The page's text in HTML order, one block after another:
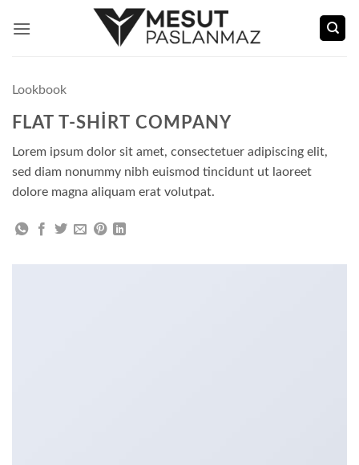
atla
Lookbook
FLAT T-SHIRT COMPANY
Lorem ipsum dolor sit amet, consectetuer adipiscing elit,
sed diam nonummy nibh euismod tincidunt ut laoreet
dolore magna aliquam erat volutpat.